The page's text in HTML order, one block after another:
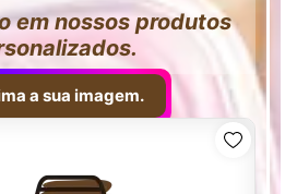
em nossos produtos
a sua imagem.